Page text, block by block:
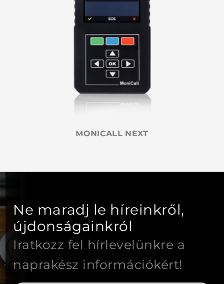
MONICALL NEXT
Ne maradj le híreinkről,
újdonságainkról
Iratkozz fel hírlevelünkre a
naprakész információkért!